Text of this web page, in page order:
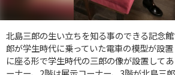
北島三郎の生い立ちを知る事のできる記念
郎が学生時代に乗っていた電車の模型が設
に座る形で学生時代の三郎の像が設置して